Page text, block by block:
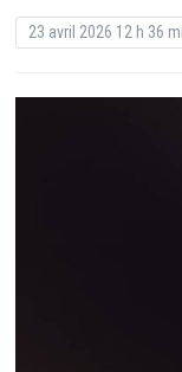
23 avril 2026 12 h 36